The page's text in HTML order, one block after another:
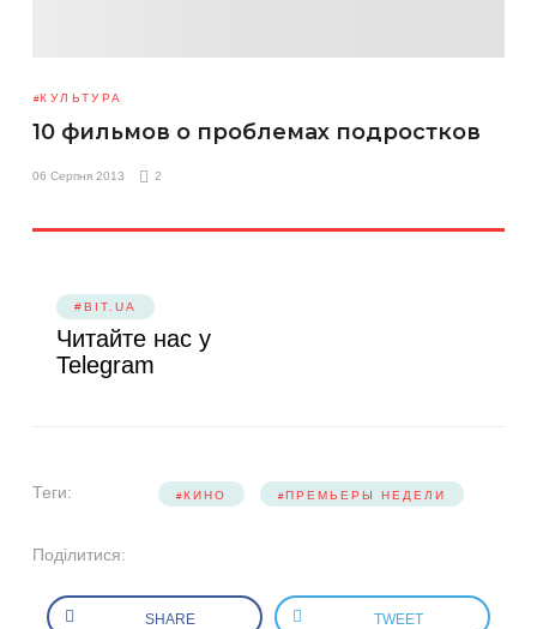
КУЛЬТУРА
10 фильмов о проблемах подростков
06 Серпня 2013 2
#BIT.UA
Читайте нас у
Telegram
Теги: КИНО ПРЕМЬЕРЫ НЕДЕЛИ
Поділитися:
SHARE TWEET